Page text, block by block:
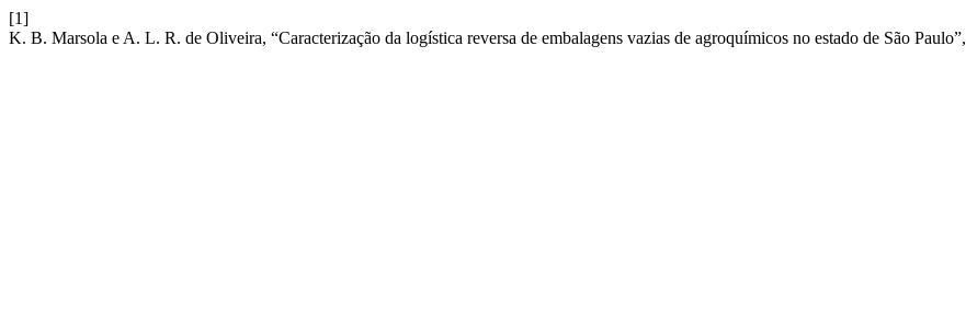
[1]
K. B. Marsola e A. L. R. de Oliveira, “Caracterização da logística reversa de embalagens vazias de agroquímicos no estado de São Paulo”,